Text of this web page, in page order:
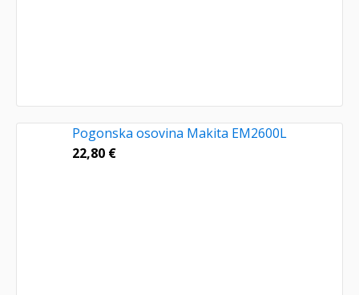
Pogonska osovina Makita EM2600L
22,80 €